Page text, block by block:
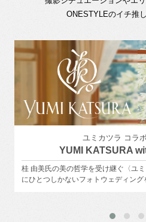
ONESTYLEのイチ推
ユミカツラ コラ
YUMI KATSURA
桂 由美氏の美の哲学を受け継ぐ〈ユ
にひとつしかないフォトウェディング